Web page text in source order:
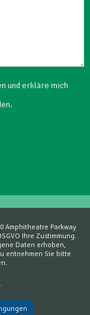
und erkläre mich
Amphitheatre Parkway
Ihre Zustimmung.
Daten erhoben,
entnehmen Sie bitte